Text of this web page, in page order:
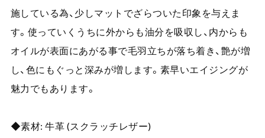
施している為、少しマットでざらついた印象を与えま
す。使っていくうちに外からも油分を吸収し、内からも
オイルが表面にあがる事で毛羽立ちが落ち着き、艶が増
し、色にもぐっと深みが増します。素早いエイジングが
魅力でもあります。
◆素材: 牛革 (スクラッチレザー)